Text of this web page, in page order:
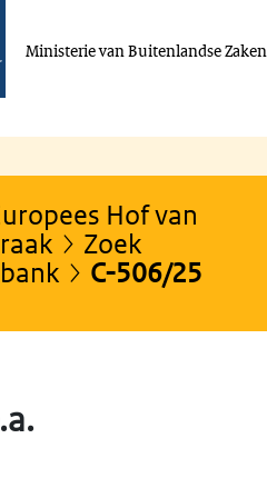
Ministerie van Buitenlandse Zaken
Hof van
Zoek
C-506/25